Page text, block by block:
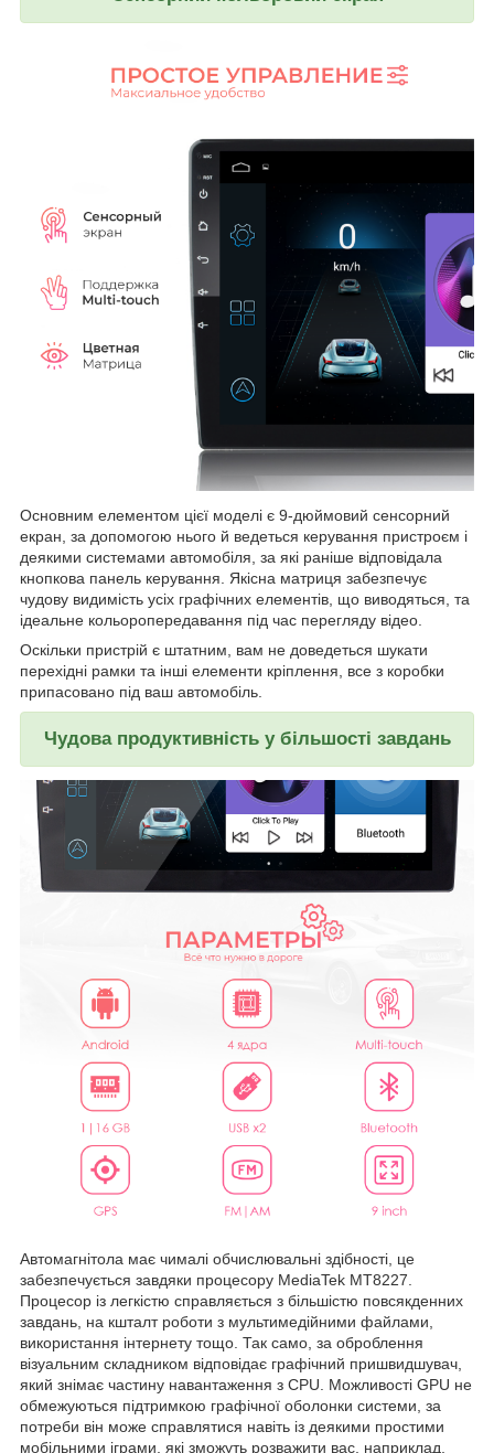
Основним елементом цієї моделі є 9-дюймовий сенсорний
екран, за допомогою нього й ведеться керування пристроєм і
деякими системами автомобіля, за які раніше відповідала
кнопкова панель керування. Якісна матриця забезпечує
чудову видимість усіх графічних елементів, що виводяться, та
ідеальне кольоропередавання під час перегляду відео.
Оскільки пристрій є штатним, вам не доведеться шукати
перехідні рамки та інші елементи кріплення, все з коробки
припасовано під ваш автомобіль.
Чудова продуктивність у більшості завдань
Автомагнітола має чималі обчислювальні здібності, це
забезпечується завдяки процесору MediaTek MT8227.
Процесор із легкістю справляється з більшістю повсякденних
завдань, на кшталт роботи з мультимедійними файлами,
використання інтернету тощо. Так само, за оброблення
візуальним складником відповідає графічний пришвидшувач,
який знімає частину навантаження з CPU. Можливості GPU не
обмежуються підтримкою графічної оболонки системи, за
потреби він може справлятися навіть із деякими простими
мобільними іграми, які зможуть розважити вас, наприклад,